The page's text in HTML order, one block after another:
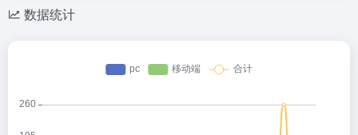
数据统计